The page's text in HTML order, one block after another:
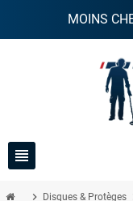
MOINS
view_headline
chevron_right Disques & Protèges